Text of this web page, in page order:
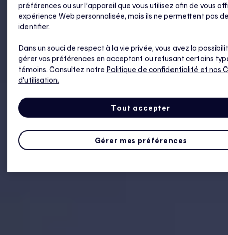
préférences ou sur l’appareil que vous utilisez afin de vous
expérience Web personnalisée, mais ils ne permettent pas
identifier.
Dans un souci de respect à la vie privée, vous avez la
gérer vos préférences en acceptant ou refusant certains
témoins. Consultez notre Politique de confidentialité et nos
d'utilisation.
Tout accepter
Gérer mes préférences